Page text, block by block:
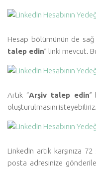
Hesap bölümünün de sağ
talep edin” linki mevcut.
Artık “Arşiv talep edin”
oluşturulmasını isteyebiliriz.
LinkedIn artık karşınıza
posta adresinize